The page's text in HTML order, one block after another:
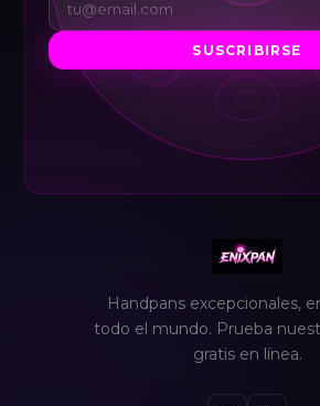
SUSCRIBIRSE
Handpans excepcionales,
todo el mundo. Prueba
gratis en línea.